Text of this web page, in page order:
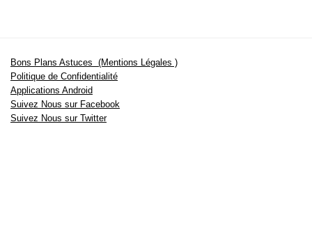
Bons Plans Astuces (Mentions Légales )
Politique de Confidentialité
Applications Android
Suivez Nous sur Facebook
Suivez Nous sur Twitter